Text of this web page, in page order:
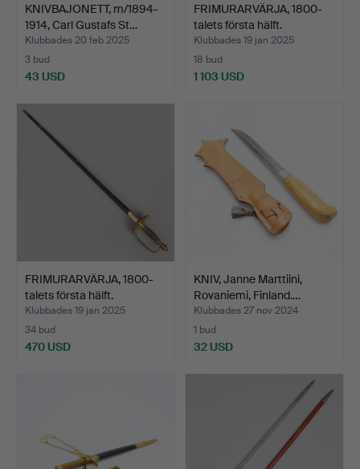
KNIVBAJONETT, m/1894-
1914, Carl Gustafs St…
Klubbades 20 feb 2025
3 bud
43 USD
FRIMURARVÄRJA, 1800-
talets första hälft.
Klubbades 19 jan 2025
18 bud
1 103 USD
FRIMURARVÄRJA, 1800-
talets första hälft.
Klubbades 19 jan 2025
34 bud
470 USD
KNIV, Janne Marttiini,
Rovaniemi, Finland.…
Klubbades 27 nov 2024
1 bud
32 USD